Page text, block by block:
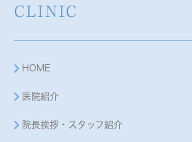
CLINIC
HOME
医院紹介
院長挨拶・スタッフ紹介